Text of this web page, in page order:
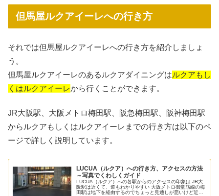
但馬屋ルクアイーレへの行き方
それでは但馬屋ルクアイーレへの行き方を紹介しましょ
う。
但馬屋ルクアイーレのあるルクアダイニングはルクアもし
くはルクアイーレから行くことができます。
JR大阪駅、大阪メトロ梅田駅、阪急梅田駅、阪神梅田駅
からルクアもしくはルクアイーレまでの行き方は以下のペ
ージで詳しく説明しています。
LUCUA（ルクア）への行き方、アクセスの方法
～写真でくわしくガイド
LUCUA（ルクア）への各駅からのアクセスの印象は JR大
阪駅は近くて、道もわかりやすい 大阪メトロ御堂筋線の梅
田駅は地下を経由するのでちょっと見通しが悪いけど近い